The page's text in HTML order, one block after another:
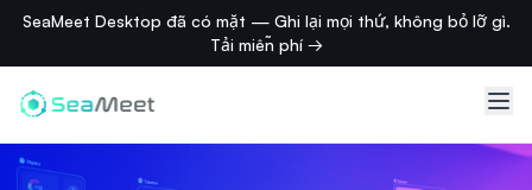
SeaMeet Desktop đã có mặt — Ghi lại mọi thứ, không bỏ lỡ gì.
Tải miễn phí →